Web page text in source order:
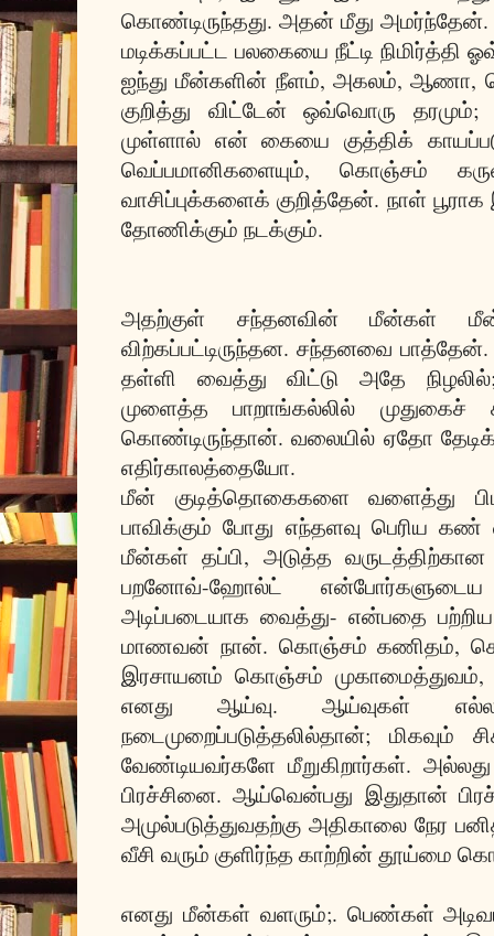
கொண்டிருந்தது. அதன் மீது
மடிக்கப்பட்ட பலகையை நீட்டி
ஐந்து மீன்களின் நீளம், அகலம், ஆணா,
குறித்து விட்டேன் ஒவ்வொரு
முள்ளால் என் கையை குத்திக்
வெப்பமானிகளையும், கொஞ்சம்
வாசிப்புக்களைக் குறித்தேன். நாள்
தோணிக்கும் நடக்கும்.
அதற்குள் சந்தனவின் மீன்கள்
விற்கப்பட்டிருந்தன. சந்தனவை
தள்ளி வைத்து விட்டு அதே நிழலில்;
முளைத்த பாறாங்கல்லில்
கொண்டிருந்தான். வலையில் ஏதோ
எதிர்காலத்தையோ.
மீன் குடித்தொகைகளை வளைத்து
பாவிக்கும் போது எந்தளவு பெரிய
மீன்கள் தப்பி, அடுத்த
பறனோவ்-ஹோல்ட் என்போர்களுடைய
அடிப்படையாக வைத்து- என்பதை
மாணவன் நான். கொஞ்சம் கணிதம்,
இரசாயனம் கொஞ்சம்
எனது ஆய்வு. ஆய்வுகள்
நடைமுறைப்படுத்தலில்தான்;
வேண்டியவர்களே மீறுகிறார்கள்.
பிரச்சினை. ஆய்வென்பது இதுதான்
அமுல்படுத்துவதற்கு அதிகாலை நேர
வீசி வரும் குளிர்ந்த காற்றின்
எனது மீன்கள் வளரும்;. பெண்கள்